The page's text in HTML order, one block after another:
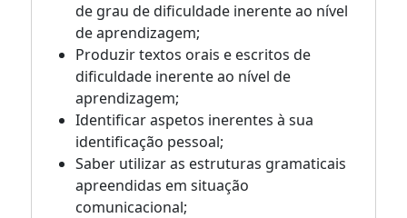
de grau de dificuldade inerente ao nível
de aprendizagem;
Produzir textos orais e escritos de
dificuldade inerente ao nível de
aprendizagem;
Identificar aspetos inerentes à sua
identificação pessoal;
Saber utilizar as estruturas gramaticais
apreendidas em situação
comunicacional;